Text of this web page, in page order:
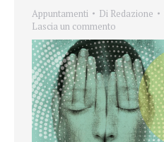
Appuntamenti Di Redazione
Lascia un commento